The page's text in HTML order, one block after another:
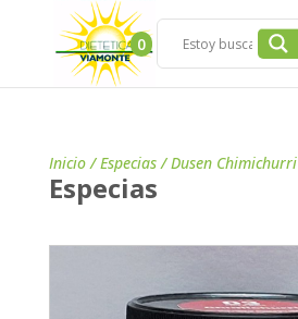
0
Inicio/Especias/ Dusen Chimichurri
Especias